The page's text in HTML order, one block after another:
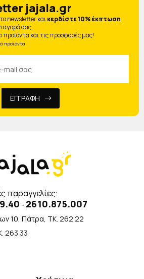
jajala.gr
newsletter καικερδίστε 10% έκπτωση
αγορά σας.
προϊόντα και τις προσφορές μας!
προϊόντα
ΕΓΓΡΑΦΗ
παραγγελίες:
- 2610.875.007
10, Πάτρα, TK. 262 22
263 33